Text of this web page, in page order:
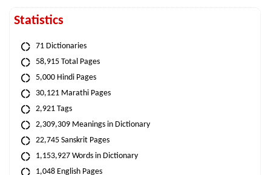
Statistics
71 Dictionaries
58,915 Total Pages
5,000 Hindi Pages
30,121 Marathi Pages
2,921 Tags
2,309,309 Meanings in Dictionary
22,745 Sanskrit Pages
1,153,927 Words in Dictionary
1,048 English Pages